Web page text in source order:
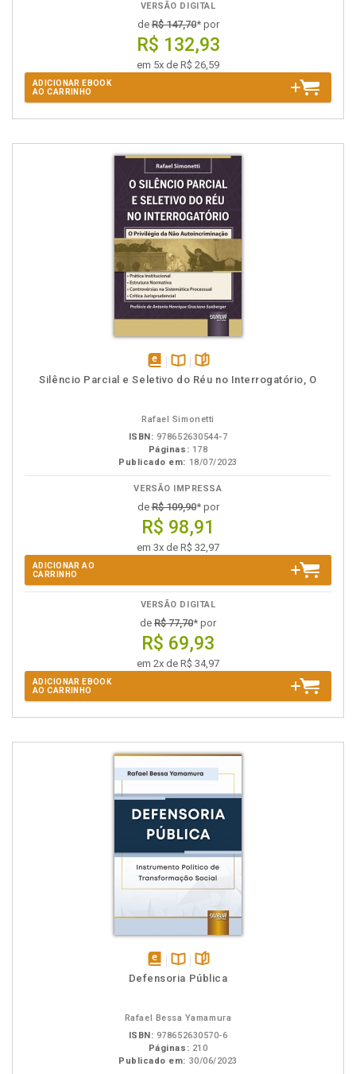
VERSÃO DIGITAL
deR$ 147,70* por
R$ 132,93
em 5x de R$ 26,59
ADICIONAR EBOOK
AO CARRINHO
disponível
Disponível
páginas
Silêncio Parcial e Seletivo do Réu no Interrogatório, O
Rafael Simonetti
ISBN: 978652630544-7
Páginas: 178
Publicado em: 18/07/2023
VERSÃO IMPRESSA
deR$ 109,90* por
R$ 98,91
em 3x de R$ 32,97
ADICIONAR AO
CARRINHO
VERSÃO DIGITAL
de R$ 77,70* por
R$ 69,93
em 2x de R$ 34,97
ADICIONAR EBOOK
AO CARRINHO
disponívelDisponível
páginas
Defensoria Pública
Rafael Bessa Yamamura
ISBN: 978652630570-6
Páginas: 210
Publicado em: 30/06/2023